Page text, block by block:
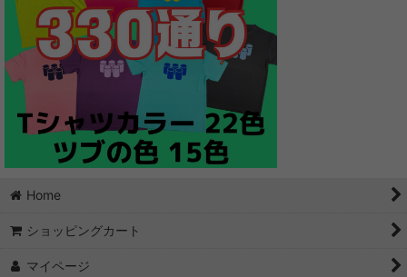
Home
ショッピングカート
マイページ